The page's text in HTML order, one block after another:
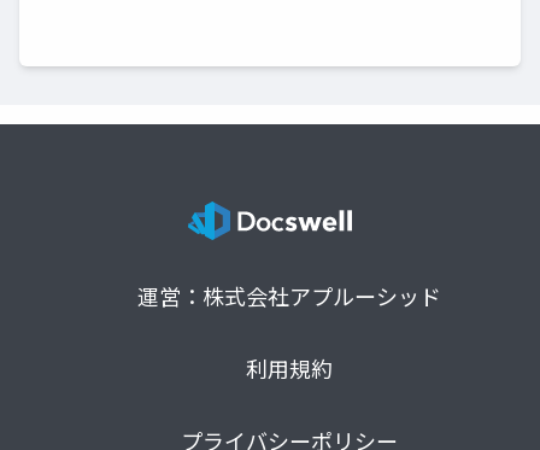
運営：株式会社アプルーシッド
利用規約
プライバシーポリシー